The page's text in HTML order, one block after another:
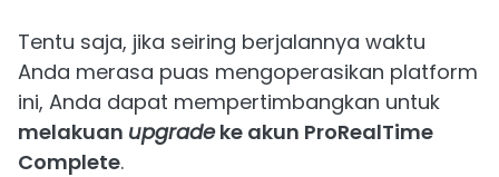
Tentu saja, jika seiring berjalannya waktu
Anda merasa puas mengoperasikan platform
ini, Anda dapat mempertimbangkan untuk
melakuan upgradeke akun ProRealTime
Complete.